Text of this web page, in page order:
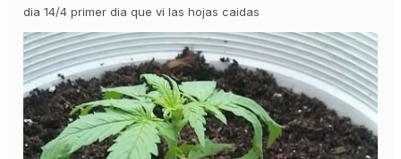
dia 14/4 primer dia que vi las hojas caidas